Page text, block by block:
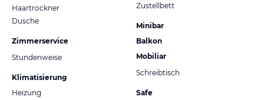
Haartrockner
Dusche
Zimmerservice
Stundenweise
Klimatisierung
Heizung
Zustellbett
Minibar
Balkon
Mobiliar
Schreibtisch
Safe